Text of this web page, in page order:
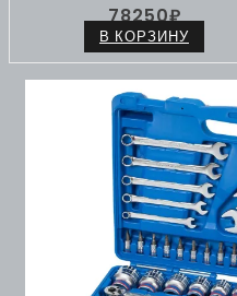
78250₽
В КОРЗИНУ